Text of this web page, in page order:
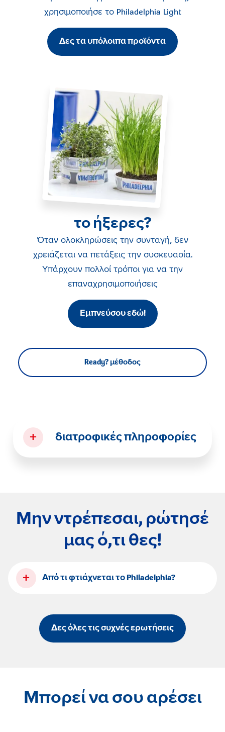
χρησιμοποιήσε το Philadelphia Light
Δες τα υπόλοιπα προϊόντα
το ήξερες?
Όταν ολοκληρώσεις την συνταγή, δεν
χρειάζεται να πετάξεις την συσκευασία.
Υπάρχουν πολλοί τρόποι για να την
επαναχρησιμοποιήσεις
Εμπνεύσου εδώ!
Ready? μέθοδος
+ διατροφικές πληροφορίες
Μην ντρέπεσαι, ρώτησέ
μας ό,τι θες!
+ Από τι φτιάχνεται το Philadelphia?
Δες όλες τις συχνές ερωτήσεις
Μπορεί να σου αρέσει